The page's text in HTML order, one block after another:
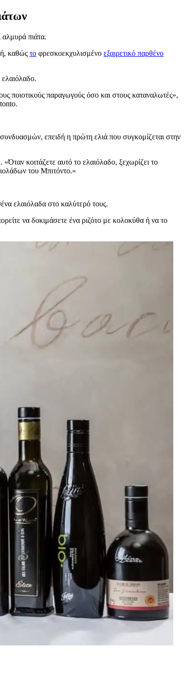
πιάτα.
καθώς το φρεσκοεκχυλισμένο εξαιρετικό παρθένο
ελαιόλαδο.
ποιοτικούς παραγωγούς όσο και στους καταναλωτές»,
επειδή η πρώτη ελιά που συγκομίζεται στην
«Όταν κοιτάζετε αυτό το ελαιόλαδο, ξεχωρίζει το
του Μπιτόντο.»
ελαιόλαδα στο καλύτερό τους.
να δοκιμάσετε ένα ριζότο με κολοκύθα ή να το